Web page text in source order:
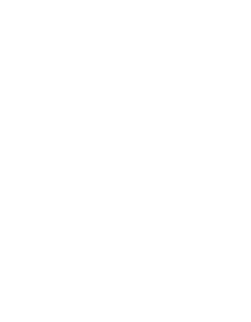
aan de
hand. Met de
voor anderen. De helm
een gerust hart van A
jouw manier!
1078